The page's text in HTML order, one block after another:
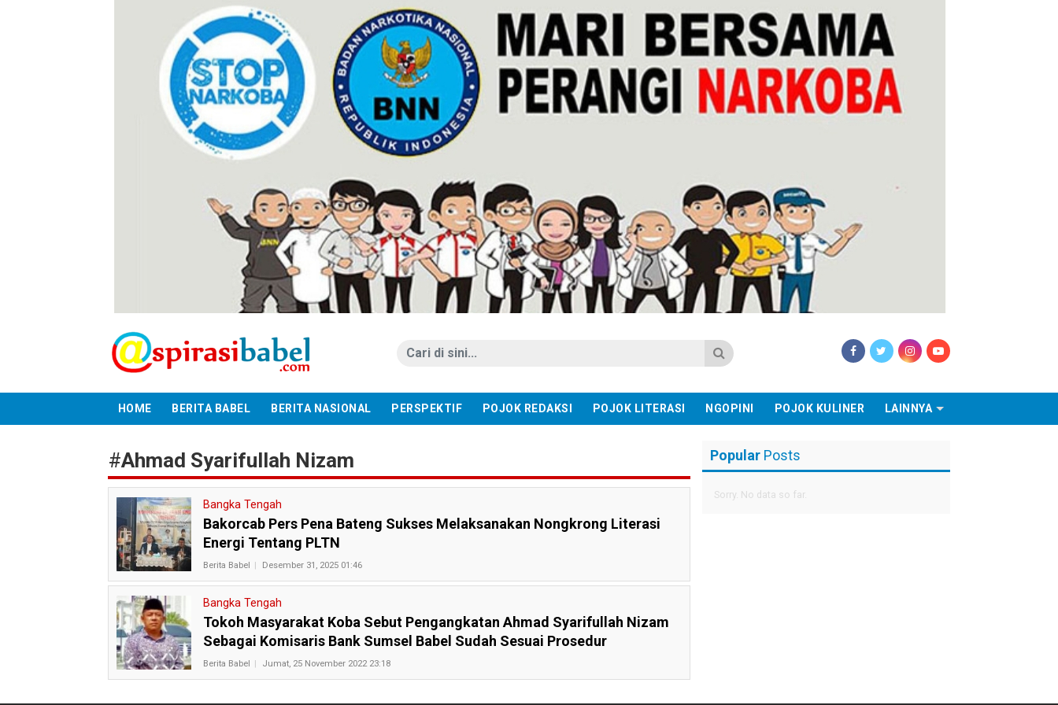
HOME BERITA BABEL BERITA NASIONAL PERSPEKTIF POJOK REDAKSI POJOK LITERASI NGOPINI POJOK KULINER LAINNYA
#Ahmad Syarifullah Nizam
Bangka Tengah
Bakorcab Pers Pena Bateng Sukses Melaksanakan Nongkrong Literasi
Energi Tentang PLTN
Berita Babel Desember 31, 2025 01:46
Bangka Tengah
Tokoh Masyarakat Koba Sebut Pengangkatan Ahmad Syarifullah Nizam
Sebagai Komisaris Bank Sumsel Babel Sudah Sesuai Prosedur
Berita Babel Jumat, 25 November 2022 23:18
Popular Posts
Sorry. No data so far.